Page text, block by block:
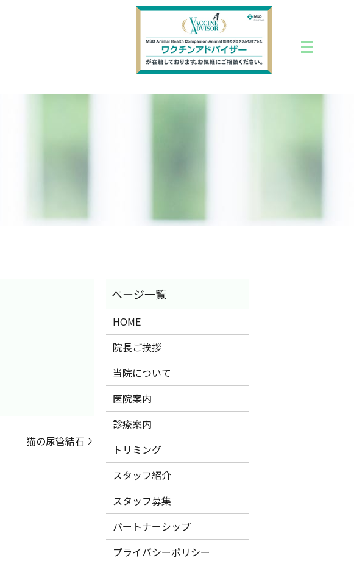
猫の尿管結石
HOME
院長ご挨拶
当院について
医院案内
診療案内
トリミング
スタッフ紹介
スタッフ募集
パートナーシップ
プライバシーポリシー